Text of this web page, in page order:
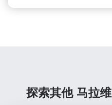
探索其他 马拉维